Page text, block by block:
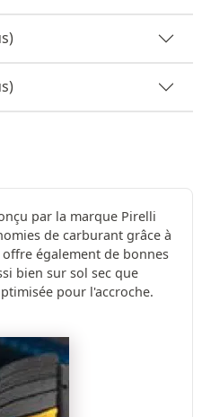
par la marque Pirelli
de carburant grâce à
également de bonnes
bien sur sol sec que
pour l'accroche.